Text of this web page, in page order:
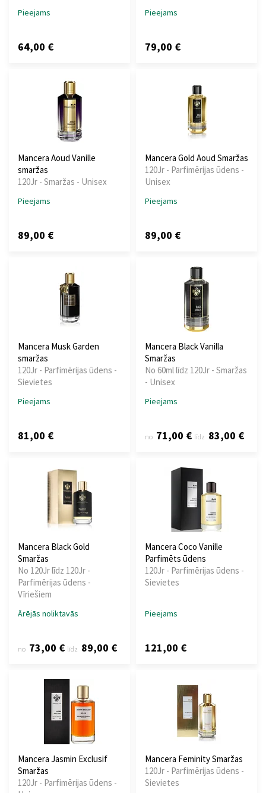
Pieejams
64,00 €
Pieejams
79,00 €
Mancera Aoud Vanille
smaržas
120Jr - Smaržas - Unisex
Pieejams
89,00 €
Mancera Gold Aoud Smaržas
120Jr - Parfimērijas ūdens -
Unisex
Pieejams
89,00 €
Mancera Musk Garden
smaržas
120Jr - Parfimērijas ūdens -
Sievietes
Pieejams
81,00 €
Mancera Black Vanilla
Smaržas
No 60ml līdz 120Jr - Smaržas
- Unisex
Pieejams
no 71,00 € līdz 83,00 €
Mancera Black Gold
Smaržas
No 120Jr līdz 120Jr -
Parfimērijas ūdens -
Vīriešiem
Ārējās noliktavās
no 73,00 € līdz 89,00 €
Mancera Coco Vanille
Parfimēts ūdens
120Jr - Parfimērijas ūdens -
Sievietes
Pieejams
121,00 €
Mancera Jasmin Exclusif
Smaržas
120Jr - Parfimērijas ūdens -
Mancera Feminity Smaržas
120Jr - Parfimērijas ūdens -
Sievietes